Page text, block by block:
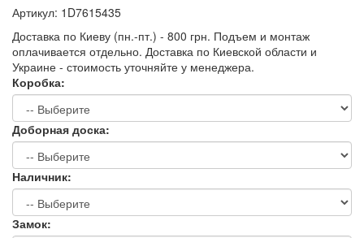
Артикул: 1D7615435
Доставка по Киеву (пн.-пт.) - 800 грн. Подъем и монтаж
оплачивается отдельно. Доставка по Киевской области и
Украине - стоимость уточняйте у менеджера.
Коробка:
Доборная доска:
Наличник:
Замок: